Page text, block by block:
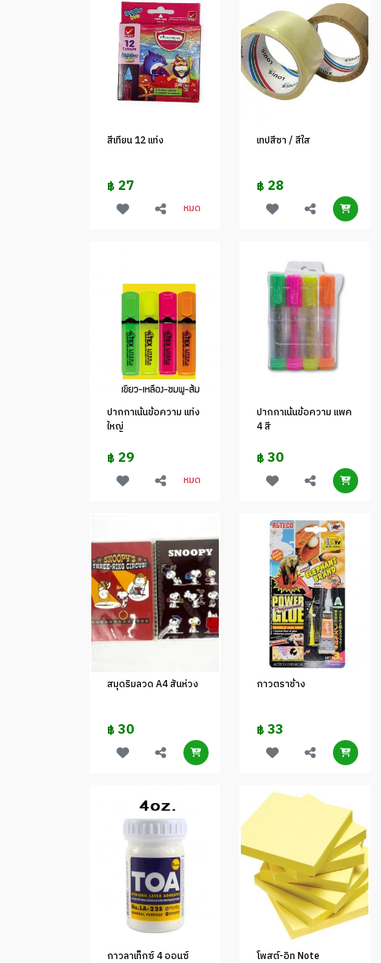
สีเทียน 12 แท่ง
฿ 27
หมด
เทปสีชา / สีใส
฿ 28
ปากกาเน้นข้อความ แท่ง
ใหญ่
฿ 29
หมด
ปากกาเน้นข้อความ แพค
4 สี
฿ 30
สมุดริมลวด A4 สันห่วง
฿ 30
กาวตราช้าง
฿ 33
กาวลาเท็กซ์ 4 ออนซ์ โพสต์-อิท Note